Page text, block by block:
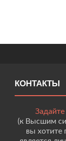
КОНТАКТЫ
(к Высшим
вы хотите